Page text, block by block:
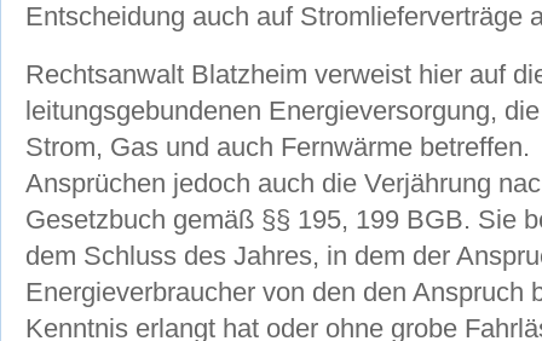
Entscheidung auch auf Stromlieferverträge
Rechtsanwalt Blatzheim verweist hier auf
leitungsgebundenen Energieversorgung,
Strom, Gas und auch Fernwärme
Ansprüchen jedoch auch die Verjährung
Gesetzbuch gemäß §§ 195, 199 BGB. Sie
dem Schluss des Jahres, in dem der
Energieverbraucher von den den Anspruch
Kenntnis erlangt hat oder ohne grobe